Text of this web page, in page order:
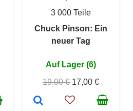
3 000 Teile
Chuck Pinson: Ein
neuer Tag
Auf Lager (6)
19,00 € 17,00 €